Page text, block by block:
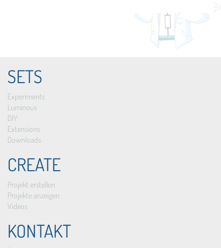
SETS
Experiments
Luminous
DIY
Extensions
Downloads
CREATE
Projekt erstellen
Projekte anzeigen
Videos
KONTAKT